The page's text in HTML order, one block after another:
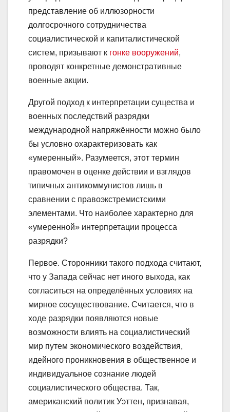
представление об иллюзорности
долгосрочного сотрудничества
социалистической и капиталистической
систем, призывают к гонке вооружений,
проводят конкретные демонстративные
военные акции.
Другой подход к интерпретации существа и
военных последствий разрядки
международной напряжённости можно было
бы условно охарактеризовать как
«умеренный». Разумеется, этот термин
правомочен в оценке действии и взглядов
типичных антикоммунистов лишь в
сравнении с правоэкстремистскими
элементами. Что наиболее характерно для
«умеренной» интерпретации процесса
разрядки?
Первое. Сторонники такого подхода считают,
что у Запада сейчас нет иного выхода, как
согласиться на определённых условиях на
мирное сосуществование. Считается, что в
ходе разрядки появляются новые
возможности влиять на социалистический
мир путем экономического воздействия,
идейного проникновения в общественное и
индивидуальное сознание людей
социалистического общества. Так,
американский политик Уэттен, признавая,